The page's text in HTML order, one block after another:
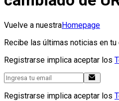
Vuelve a nuestraHomepage
Recibe las últimas noticias en
Registrarse implica aceptar los
Registrarse implica aceptar los